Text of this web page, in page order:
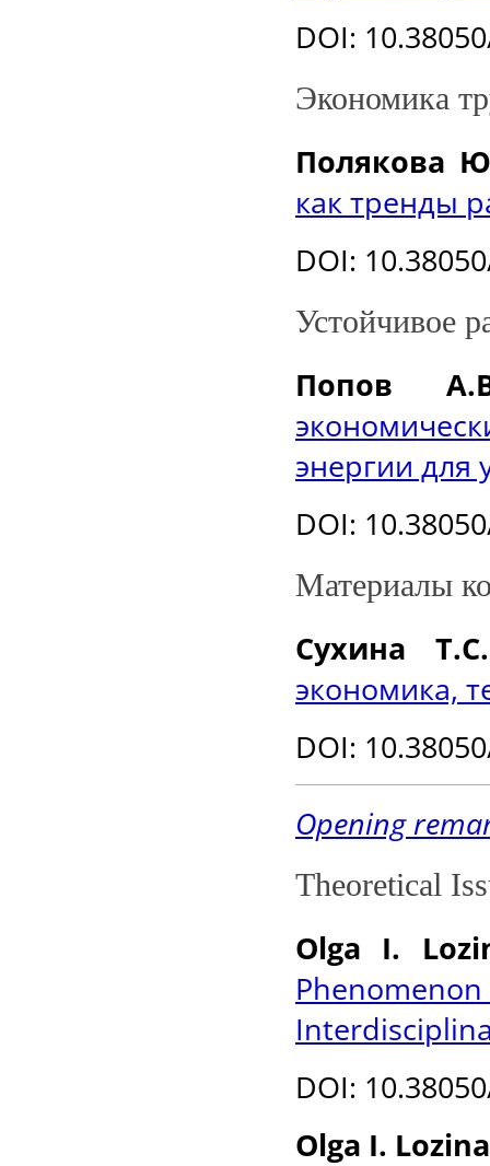
DOI:
Экономика
Полякова
как тренды
DOI:
Устойчивое
Попов
энергии для
DOI:
Материалы
Сухина Т.С.
экономика,
DOI:
Opening
Theoretical
Olga I.
DOI:
Olga I.